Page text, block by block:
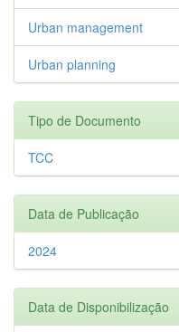
Urban management
Urban planning
Tipo de Documento
TCC
Data de Publicação
2024
Data de Disponibilização